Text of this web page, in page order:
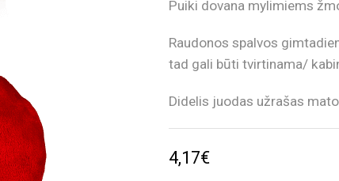
Puiki dovana mylimiems
Raudonos spalvos
tad gali būti tvirtinama/
Didelis juodas užrašas
4,17€